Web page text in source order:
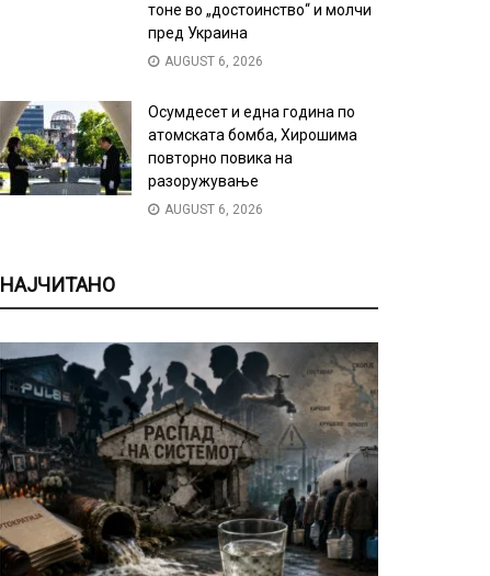
тоне во „достоинство“ и молчи
пред Украина
AUGUST 6, 2026
Осумдесет и една година по
атомската бомба, Хирошима
повторно повика на
разоружување
AUGUST 6, 2026
НАЈЧИТАНО